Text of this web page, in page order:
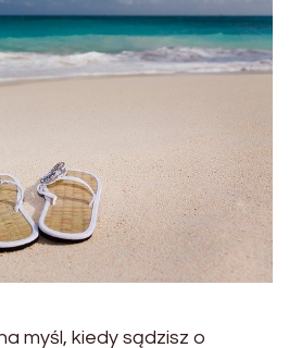
myśl, kiedy sądzisz o